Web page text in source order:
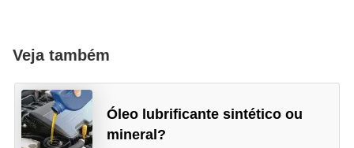
Veja também
Óleo lubrificante sintético ou
mineral?